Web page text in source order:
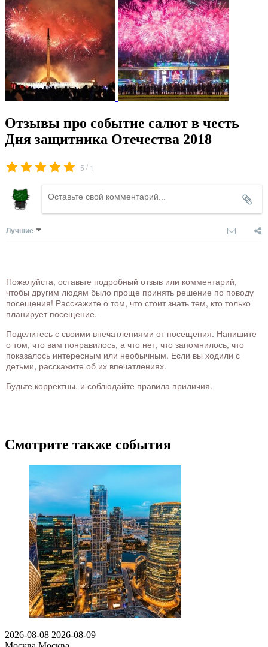
Отзывы про событие салют в честь
Дня защитника Отечества 2018
5 / 1
Лучшие
Пожалуйста, оставьте подробный отзыв или комментарий,
чтобы другим людям было проще принять решение по поводу
посещения! Расскажите о том, что стоит знать тем, кто только
планирует посещение.
Поделитесь с своими впечатлениями от посещения. Напишите
о том, что вам понравилось, а что нет, что запомнилось, что
показалось интересным или необычным. Если вы ходили с
детьми, расскажите об их впечатлениях.
Будьте корректны, и соблюдайте правила приличия.
Смотрите также события
2026-08-08 2026-08-09